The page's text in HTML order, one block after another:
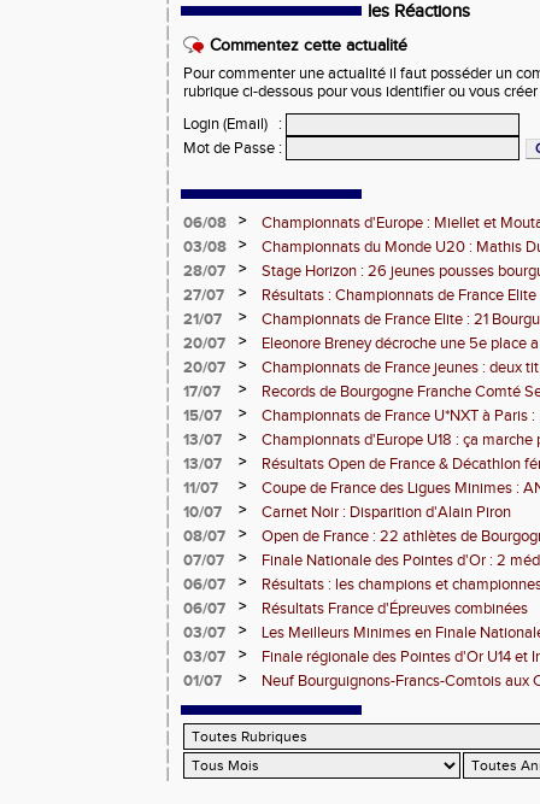
les Réactions
Commentez cette actualité
Pour commenter une actualité il faut posséder un
rubrique ci-dessous pour vous identifier ou vous
Login (Email)
:
Mot de Passe :
06/08 >
Championnats d'Europe : Miellet et
03/08
>
Championnats du Monde U20 : Mathis
3000m steeple
28/07 >
Stage Horizon : 26 jeunes pousses
comtoises retenues
27/07 >
Résultats : Championnats de France
21/07
>
Championnats de France Elite : 21
l'assaut d'Albi
20/07 >
Eleonore Breney décroche une 5e place
d'Europe U18
20/07 >
Championnats de France jeunes : deux
de médailles pour la BFC
17/07 >
Records de Bourgogne Franche Comté
15/07
>
Championnats de France U*NXT à Paris
Comté en force
13/07 >
Championnats d'Europe U18 : ça marche
13/07
>
Résultats Open de France & Décathlon
Bourguignons-Francs-Comtois sur le
11/07 >
Coupe de France des Ligues Minimes :
10/07
>
Carnet Noir : Disparition d'Alain Piron
08/07
>
Open de France : 22 athlètes de
clubs) engagés
07/07 >
Finale Nationale des Pointes d'Or : 2
DUC
06/07 >
Résultats : les champions et
Dijon
06/07 >
Résultats France d'Épreuves combinées
03/07
>
Les Meilleurs Minimes en Finale
03/07
>
Finale régionale des Pointes d'Or U14 et
01/07
>
Neuf Bourguignons-Francs-Comtois aux